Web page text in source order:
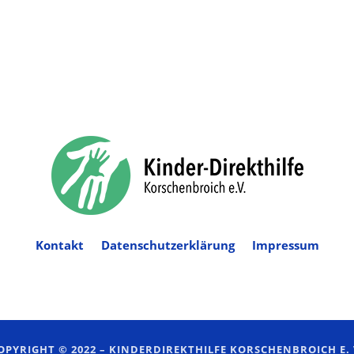
Kontakt Datenschutzerklärung Impressum
© 2022 – KINDERDIREKTHILFE KORSCHENBROICH E.